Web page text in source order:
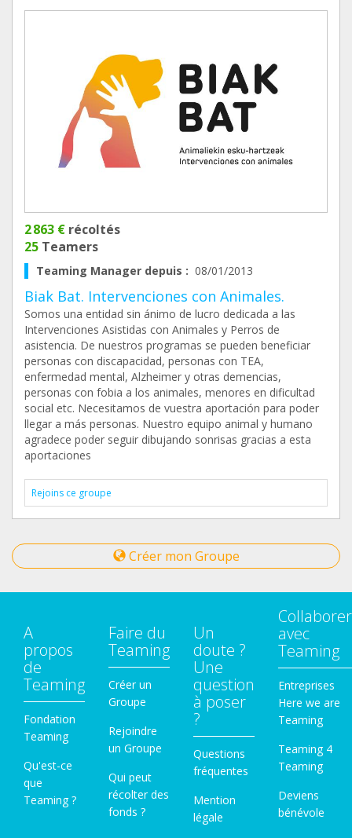
2 863 € récoltés
25 Teamers
Teaming Manager depuis : 08/01/2013
Biak Bat. Intervenciones con Animales.
Somos una entidad sin ánimo de lucro dedicada a las
Intervenciones Asistidas con Animales y Perros de
asistencia. De nuestros programas se pueden beneficiar
personas con discapacidad, personas con TEA,
enfermedad mental, Alzheimer y otras demencias,
personas con fobia a los animales, menores en dificultad
social etc. Necesitamos de vuestra aportación para poder
llegar a más personas. Nuestro equipo animal y humano
agradece poder seguir dibujando sonrisas gracias a esta
aportaciones
Rejoins ce groupe
Créer mon Groupe
A
propos
de
Teaming
Fondation
Teaming
Qu'est-ce
que
Teaming ?
Faire du
Teaming
Créer un
Groupe
Rejoindre
un Groupe
Qui peut
récolter des
fonds ?
Un
doute ?
Une
question
à poser
?
Questions
fréquentes
Mention
légale
Collaborer
avec
Teaming
Entreprises
Here we are
Teaming
Teaming 4
Teaming
Deviens
bénévole